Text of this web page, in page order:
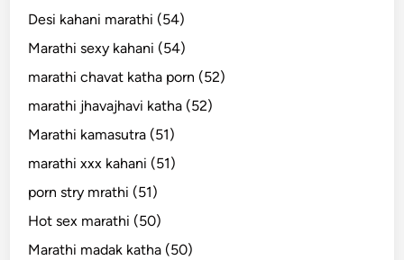
Desi kahani marathi (54)
Marathi sexy kahani (54)
marathi chavat katha porn (52)
marathi jhavajhavi katha (52)
Marathi kamasutra (51)
marathi xxx kahani (51)
porn stry mrathi (51)
Hot sex marathi (50)
Marathi madak katha (50)